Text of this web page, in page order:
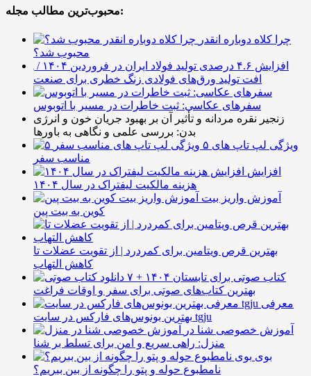
محبوب‌ترین مطالب مجله:
چرا کلاه دوباره انقدر
محبوب شد؟
افزایش ۴.۶ درصدی تولید فولاد ایران در فروردین ۱۴۰۴ /
افت تولید ورق‌های فولادی زنگ خطری برای صنعت
سفرهای عکاسی: ثبت خاطرات در مسیر با اتوبوس
زنجیر نقره مردانه و تأثیر آن بر بهبود جریان خون و انرژی
بدن: بررسی علمی و نگاهی به باورها
۵ ویژگی لپ تاپ های
مناسب سفر
افزایش
هزینه مالکیت لیفتراک در سال ۱۴۰۴
آموزش واریز بیت
کوین به بیت پین
بهترین قرص ویتامین برای کمردرد | از تقویت عضلات تا
کاهش التهاب
۷ کتاب صوتی برای تابستان ۱۴۰۴ +
بهترین کتاب‌های صوتی برای سفر و اوقات فراغت
معرفی
بهترین بونوس‌های فارکس در سایت tgju
آموزش خصوصی شنا در
منزل: راهی سریع و امن برای تسلط بر شنا
بوی
نامطبوع حوله و پتو را چگونه از بین ببریم؟